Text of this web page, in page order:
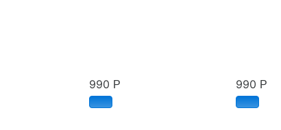
990 Р 990 Р